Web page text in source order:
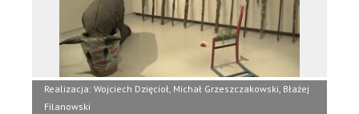
Realizacja: Wojciech Dzięcioł, Michał Grzeszczakowski, Błażej
Filanowski